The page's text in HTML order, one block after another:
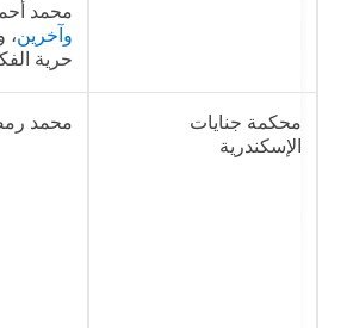
محمد
وآخرين،
حرية
محكمة جنايات
الإسكندرية
محمد